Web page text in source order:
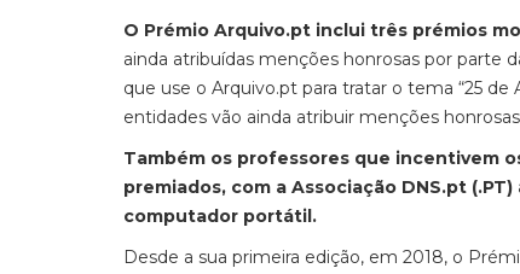
O Prémio Arquivo.pt inclui três prémios
ainda atribuídas menções honrosas por parte
que use o Arquivo.pt para tratar o tema “25
entidades vão ainda atribuir menções
Também os professores que incentivem
premiados, com a Associação DNS.pt
computador portátil.
Desde a sua primeira edição, em 2018, o